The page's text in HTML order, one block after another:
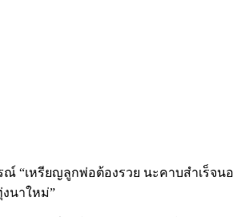
“เหรียญลูกพ่อต้องรวย นะคาบสำเร็จนอ
นาใหม่”